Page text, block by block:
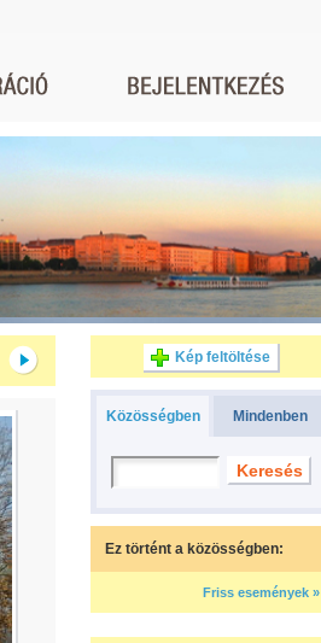
Kép feltöltése
Közösségben Mindenben
Ez történt a közösségben:
Friss események »